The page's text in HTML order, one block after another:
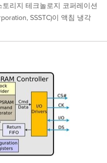
리지 테크놀로지 코퍼레이션
SSSTC)이 액침 냉각